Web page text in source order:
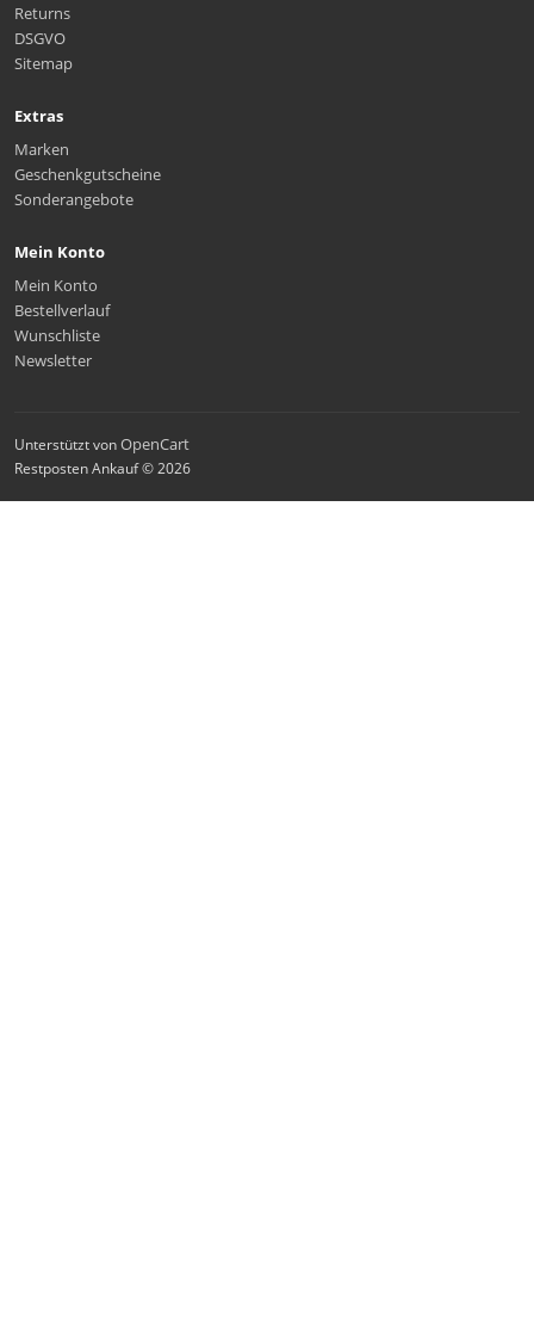
Returns
DSGVO
Sitemap
Extras
Marken
Geschenkgutscheine
Sonderangebote
Mein Konto
Mein Konto
Bestellverlauf
Wunschliste
Newsletter
Unterstützt vonOpenCart
Restposten Ankauf © 2026